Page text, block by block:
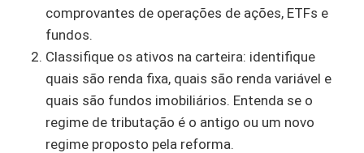
comprovantes de operações de ações, ETFs e
fundos.
Classifique os ativos na carteira: identifique
quais são renda fixa, quais são renda variável e
quais são fundos imobiliários. Entenda se o
regime de tributação é o antigo ou um novo
regime proposto pela reforma.